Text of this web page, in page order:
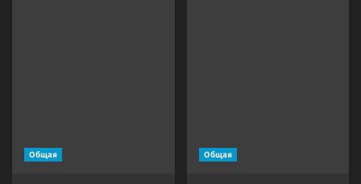
Общая Общая